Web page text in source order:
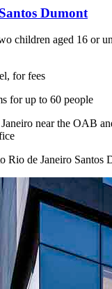
Dumont
children aged 16 or
for fees
for up to 60 people
near the OAB
Rio de Janeiro Santos